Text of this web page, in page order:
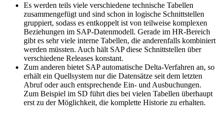
Es werden teils viele verschiedene technische Tabellen
zusammengefügt und sind schon in logische Schnittstellen
gruppiert, sodass es entkoppelt ist von teilweise komplexen
Beziehungen im SAP-Datenmodell. Gerade im HR-Bereich
gibt es sehr viele interne Tabellen, die anderenfalls kombiniert
werden müssten. Auch hält SAP diese Schnittstellen über
verschiedene Releases konstant.
Zum anderen bietet SAP automatische Delta-Verfahren an, so
erhält ein Quellsystem nur die Datensätze seit dem letzten
Abruf oder auch entsprechende Ein- und Ausbuchungen.
Zum Beispiel im SD führt dies bei vielen Tabellen überhaupt
erst zu der Möglichkeit, die komplette Historie zu erhalten.